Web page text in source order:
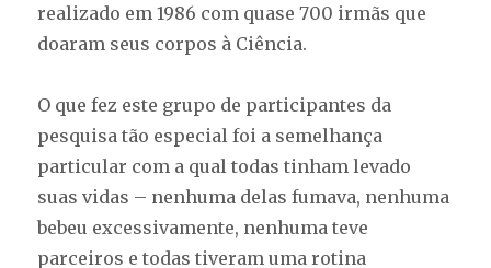
realizado em 1986 com quase 700 irmãs que
doaram seus corpos à Ciência.
O que fez este grupo de participantes da
pesquisa tão especial foi a semelhança
particular com a qual todas tinham levado
suas vidas – nenhuma delas fumava, nenhuma
bebeu excessivamente, nenhuma teve
parceiros e todas tiveram uma rotina